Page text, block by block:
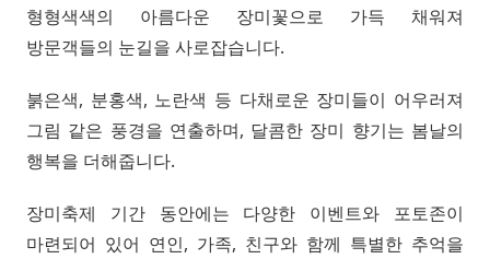
형형색색의 아름다운 장미꽃으로 가득 채워져
방문객들의 눈길을 사로잡습니다.
붉은색, 분홍색, 노란색 등 다채로운 장미들이 어우러져
그림 같은 풍경을 연출하며, 달콤한 장미 향기는 봄날의
행복을 더해줍니다.
장미축제 기간 동안에는 다양한 이벤트와 포토존이
마련되어 있어 연인, 가족, 친구와 함께 특별한 추억을